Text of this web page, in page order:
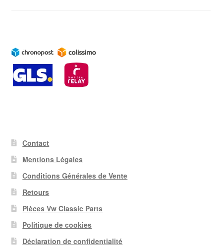
Contact
Mentions Légales
Conditions Générales de Vente
Retours
Pièces Vw Classic Parts
Politique de cookies
Déclaration de confidentialité